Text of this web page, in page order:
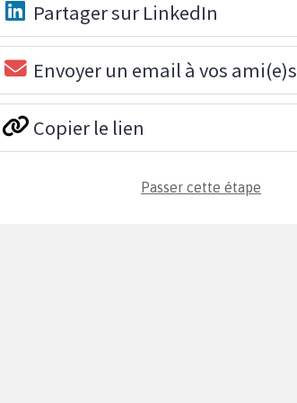
Partager sur LinkedIn
Envoyer un email à vos ami(e)s
Copier le lien
Passer cette étape